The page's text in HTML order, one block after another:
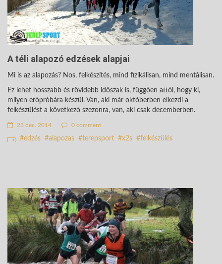
A téli alapozó edzések alapjai
Mi is az alapozás? Nos, felkészítés, mind fizikálisan, mind mentálisan.
Ez lehet hosszabb és rövidebb időszak is, függően attól, hogy ki,
milyen erőpróbára készül. Van, aki már októberben elkezdi a
felkészülést a következő szezonra, van, aki csak decemberben.
23 dec. 2014 0 comment
edzés alapozas terepsport x2s felkészülés